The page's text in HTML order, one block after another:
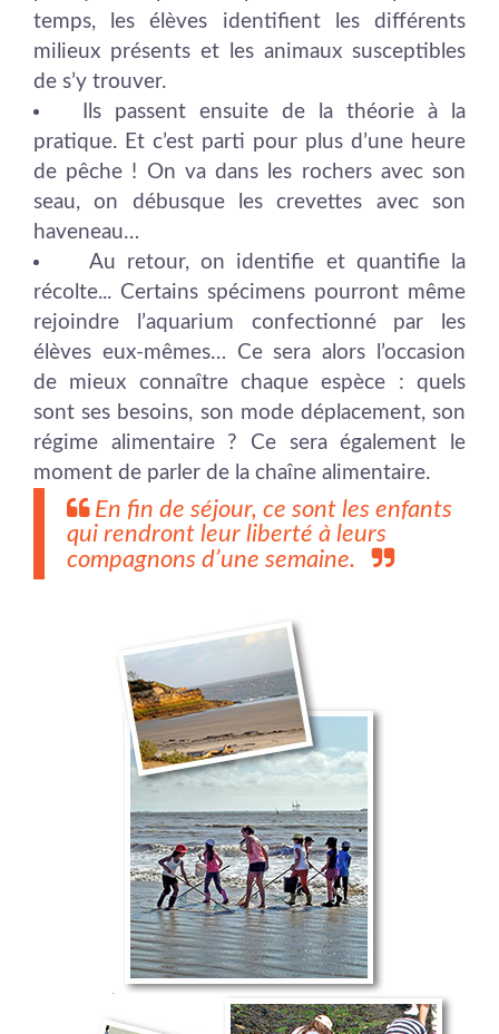
temps, les élèves identifient les différents
milieux présents et les animaux susceptibles
de s’y trouver.
Ils passent ensuite de la théorie à la
pratique. Et c’est parti pour plus d’une heure
de pêche ! On va dans les rochers avec son
seau, on débusque les crevettes avec son
haveneau…
Au retour, on identifie et quantifie la
récolte... Certains spécimens pourront même
rejoindre l’aquarium confectionné par les
élèves eux-mêmes… Ce sera alors l’occasion
de mieux connaître chaque espèce : quels
sont ses besoins, son mode déplacement, son
régime alimentaire ? Ce sera également le
moment de parler de la chaîne alimentaire.
En fin de séjour, ce sont les enfants
qui rendront leur liberté à leurs
compagnons d’une semaine.